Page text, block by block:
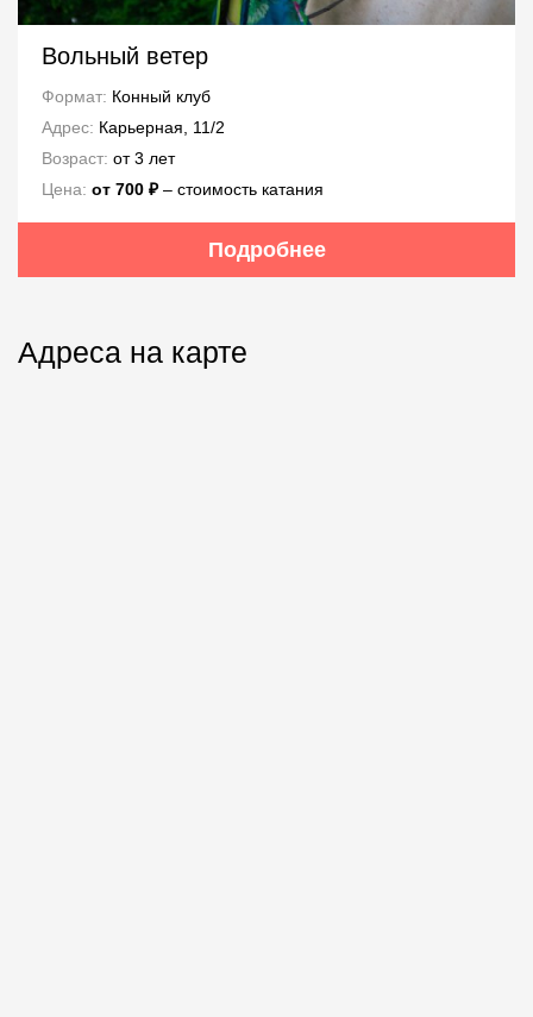
Вольный ветер
Формат: Конный клуб
Адрес: Карьерная, 11/2
Возраст: от 3 лет
Цена: от 700 ₽‒ стоимость катания
Подробнее
Адреса на карте